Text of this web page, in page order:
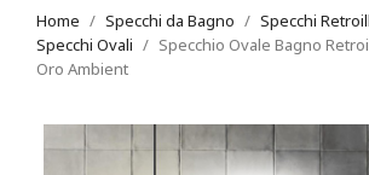
Home Specchi da Bagno
Specchi
Specchi Ovali
Specchio Ovale Bagno
Oro Ambient